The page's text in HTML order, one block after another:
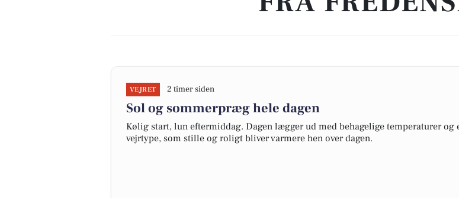
VEJRET 2 timer siden
Sol og sommerpræg hele dagen
Kølig start, lun eftermiddag. Dagen lægger ud med behagelige temperaturer og
vejrtype, som stille og roligt bliver varmere hen over dagen.